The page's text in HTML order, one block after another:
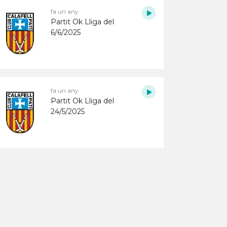
fa un any
Partit Ok Lliga del
6/6/2025
fa un any
Partit Ok Lliga del
24/5/2025